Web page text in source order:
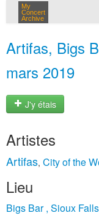
My
Concert
Archive
Artifas, Bigs
mars 2019
J'y étais
Artistes
Artifas, City of the
Lieu
Bigs Bar , Sioux